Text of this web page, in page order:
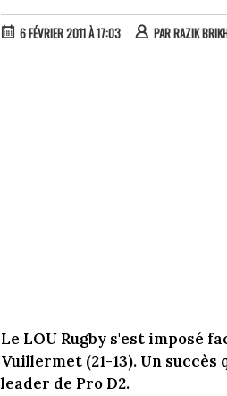
6 FÉVRIER 2011 À 17:03 PARRAZIK
Le LOU Rugby s'est imposé
Vuillermet (21-13). Un
leader de Pro D2.